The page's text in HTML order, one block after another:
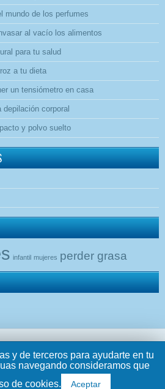
mundo de los perfumes
al vacío los alimentos
para tu salud
a tu dieta
un tensiómetro en casa
corporal
y polvo suelto
infantil mujeres perder grasa
Viviendo Más
by:here for r4| Thanks tor4 card ,r4i-
glutathione supplements
y de terceros para ayudarte en tu
navegando consideramos que
de cookies.
Aceptar